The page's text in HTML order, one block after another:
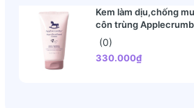
Kem làm dịu,chống
côn trùng
(0)
330.000₫